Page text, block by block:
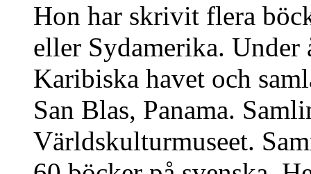
Hon har skrivit flera
eller Sydamerika. Under
Karibiska havet och
San Blas, Panama.
Världskulturmuseet.